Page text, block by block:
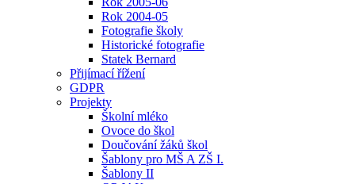
Rok 2004-05
Fotografie školy
Historické fotografie
Statek Bernard
Přijímací řížení
GDPR
Projekty
Školní mléko
Ovoce do škol
Doučování žáků škol
Šablony pro MŠ A ZŠ I.
Šablony II